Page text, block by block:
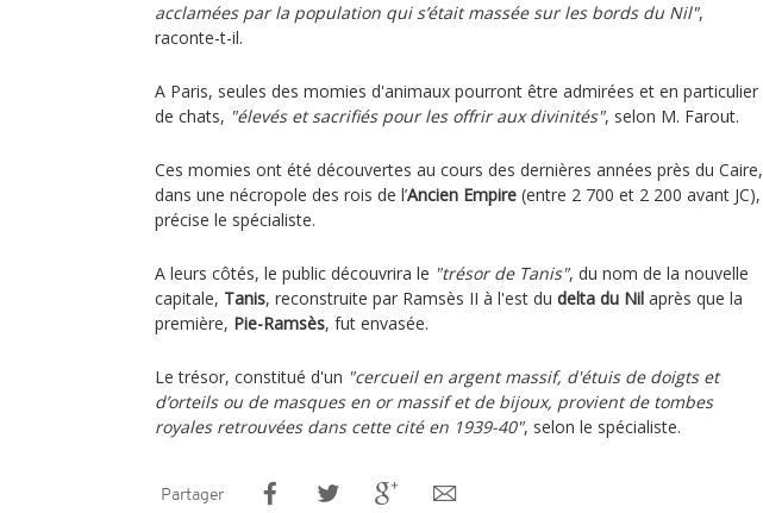
acclamées par la population qui s’était massée sur les bords du Nil",
raconte-t-il.
A Paris, seules des momies d'animaux pourront être admirées et en particulier
de chats, "élevés et sacrifiés pour les offrir aux divinités", selon M. Farout.
Ces momies ont été découvertes au cours des dernières années près du Caire,
dans une nécropole des rois de l’Ancien Empire (entre 2 700 et 2 200 avant JC),
précise le spécialiste.
A leurs côtés, le public découvrira le "trésor de Tanis", du nom de la nouvelle
capitale, Tanis, reconstruite par Ramsès II à l'est du delta du Nil après que la
première, Pie-Ramsès, fut envasée.
Le trésor, constitué d'un "cercueil en argent massif, d'étuis de doigts et
d’orteils ou de masques en or massif et de bijoux, provient de tombes
royales retrouvées dans cette cité en 1939-40", selon le spécialiste.
Partager